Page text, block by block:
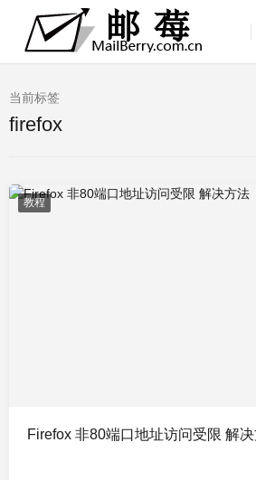
当前标签
firefox
教程
Firefox 非80端口地址访问受限 解